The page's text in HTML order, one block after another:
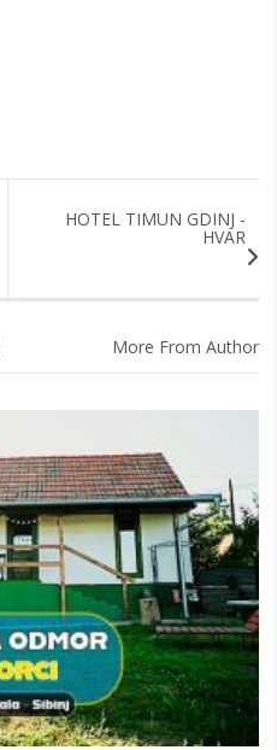
HOTEL TIMUN GDINJ -
HVAR
More From Author